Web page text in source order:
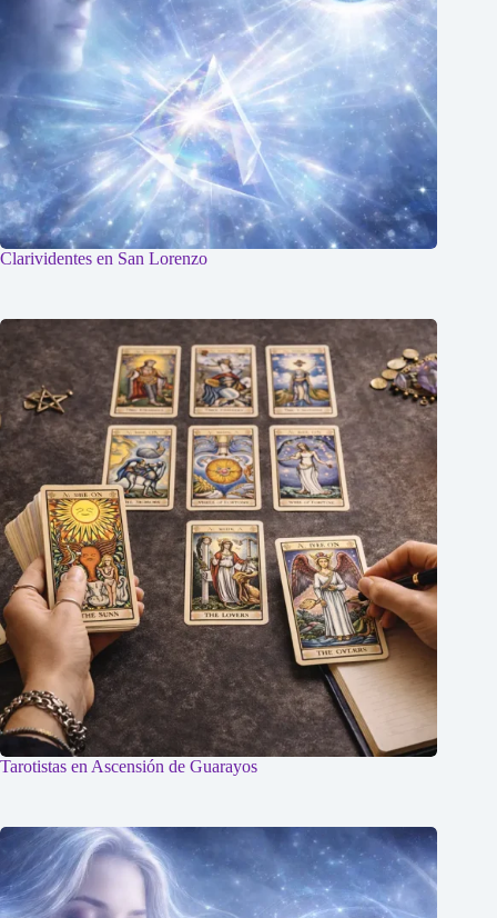
Clarividentes en San Lorenzo
Tarotistas en Ascensión de Guarayos